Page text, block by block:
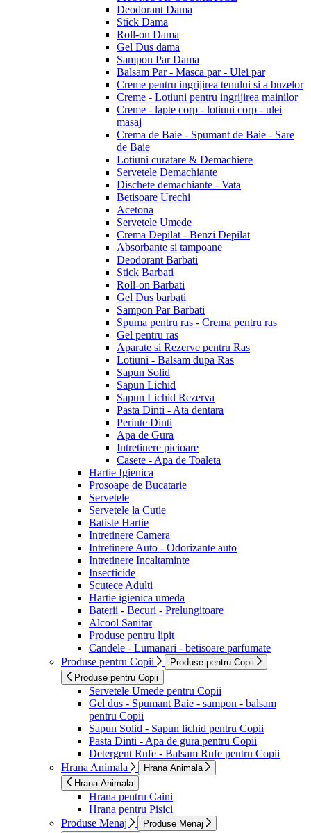
Deodorant Dama
Stick Dama
Roll-on Dama
Gel Dus dama
Sampon Par Dama
Balsam Par - Masca par - Ulei par
Creme pentru ingrijirea tenului si a buzelor
Creme - Lotiuni pentru ingrijirea mainilor
Creme - lapte corp - lotiuni corp - ulei
masaj
Crema de Baie - Spumant de Baie - Sare
de Baie
Lotiuni curatare & Demachiere
Servetele Demachiante
Dischete demachiante - Vata
Betisoare Urechi
Acetona
Servetele Umede
Crema Depilat - Benzi Depilat
Absorbante si tampoane
Deodorant Barbati
Stick Barbati
Roll-on Barbati
Gel Dus barbati
Sampon Par Barbati
Spuma pentru ras - Crema pentru ras
Gel pentru ras
Aparate si Rezerve pentru Ras
Lotiuni - Balsam dupa Ras
Sapun Solid
Sapun Lichid
Sapun Lichid Rezerva
Pasta Dinti - Ata dentara
Periute Dinti
Apa de Gura
Intretinere picioare
Casete - Apa de Toaleta
Hartie Igienica
Prosoape de Bucatarie
Servetele
Servetele la Cutie
Batiste Hartie
Intretinere Camera
Intretinere Auto - Odorizante auto
Intretinere Incaltaminte
Insecticide
Scutece Adulti
Hartie igienica umeda
Baterii - Becuri - Prelungitoare
Alcool Sanitar
Produse pentru lipit
Candele - Lumanari - betisoare parfumate
Produse pentru Copii
Produse pentru Copii
Produse pentru Copii
Servetele Umede pentru Copii
Gel dus - Spumant Baie - sampon - balsam
pentru Copii
Sapun Solid - Sapun lichid pentru Copii
Pasta Dinti - Apa de gura pentru Copii
Detergent Rufe - Balsam Rufe pentru Copii
Hrana Animala
Hrana Animala
Hrana Animala
Hrana pentru Caini
Hrana pentru Pisici
Produse Menaj
Produse Menaj